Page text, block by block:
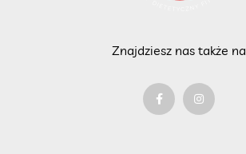
Znajdziesz nas także na